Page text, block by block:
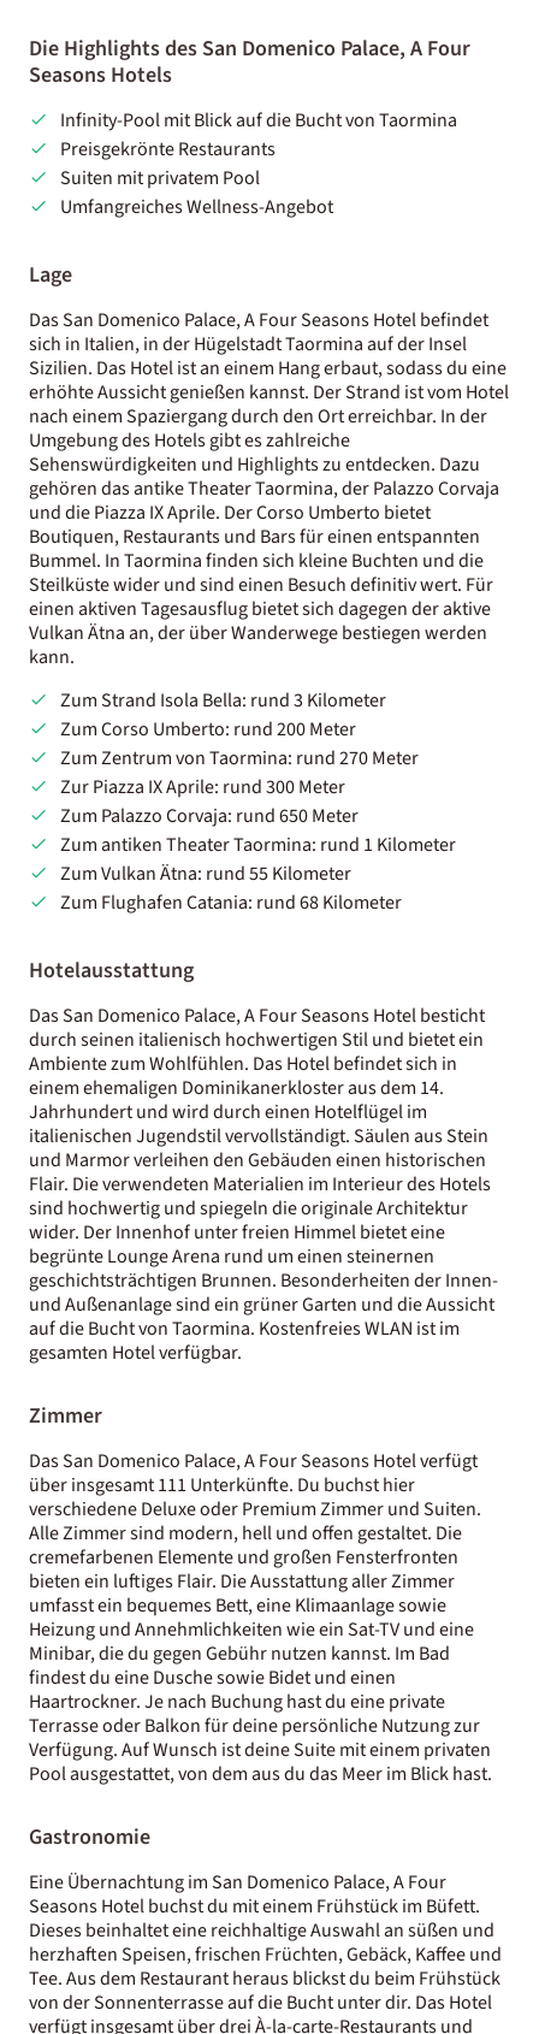
Die Highlights des San Domenico Palace, A Four
Seasons Hotels
Infinity-Pool mit Blick auf die Bucht von Taormina
Preisgekrönte Restaurants
Suiten mit privatem Pool
Umfangreiches Wellness-Angebot
Lage
Das San Domenico Palace, A Four Seasons Hotel befindet
sich in Italien, in der Hügelstadt Taormina auf der Insel
Sizilien. Das Hotel ist an einem Hang erbaut, sodass du eine
erhöhte Aussicht genießen kannst. Der Strand ist vom Hotel
nach einem Spaziergang durch den Ort erreichbar. In der
Umgebung des Hotels gibt es zahlreiche
Sehenswürdigkeiten und Highlights zu entdecken. Dazu
gehören das antike Theater Taormina, der Palazzo Corvaja
und die Piazza IX Aprile. Der Corso Umberto bietet
Boutiquen, Restaurants und Bars für einen entspannten
Bummel. In Taormina finden sich kleine Buchten und die
Steilküste wider und sind einen Besuch definitiv wert. Für
einen aktiven Tagesausflug bietet sich dagegen der aktive
Vulkan Ätna an, der über Wanderwege bestiegen werden
kann.
Zum Strand Isola Bella: rund 3 Kilometer
Zum Corso Umberto: rund 200 Meter
Zum Zentrum von Taormina: rund 270 Meter
Zur Piazza IX Aprile: rund 300 Meter
Zum Palazzo Corvaja: rund 650 Meter
Zum antiken Theater Taormina: rund 1 Kilometer
Zum Vulkan Ätna: rund 55 Kilometer
Zum Flughafen Catania: rund 68 Kilometer
Hotelausstattung
Das San Domenico Palace, A Four Seasons Hotel besticht
durch seinen italienisch hochwertigen Stil und bietet ein
Ambiente zum Wohlfühlen. Das Hotel befindet sich in
einem ehemaligen Dominikanerkloster aus dem 14.
Jahrhundert und wird durch einen Hotelflügel im
italienischen Jugendstil vervollständigt. Säulen aus Stein
und Marmor verleihen den Gebäuden einen historischen
Flair. Die verwendeten Materialien im Interieur des Hotels
sind hochwertig und spiegeln die originale Architektur
wider. Der Innenhof unter freien Himmel bietet eine
begrünte Lounge Arena rund um einen steinernen
geschichtsträchtigen Brunnen. Besonderheiten der Innen-
und Außenanlage sind ein grüner Garten und die Aussicht
auf die Bucht von Taormina. Kostenfreies WLAN ist im
gesamten Hotel verfügbar.
Zimmer
Das San Domenico Palace, A Four Seasons Hotel verfügt
über insgesamt 111 Unterkünfte. Du buchst hier
verschiedene Deluxe oder Premium Zimmer und Suiten.
Alle Zimmer sind modern, hell und offen gestaltet. Die
cremefarbenen Elemente und großen Fensterfronten
bieten ein luftiges Flair. Die Ausstattung aller Zimmer
umfasst ein bequemes Bett, eine Klimaanlage sowie
Heizung und Annehmlichkeiten wie ein Sat-TV und eine
Minibar, die du gegen Gebühr nutzen kannst. Im Bad
findest du eine Dusche sowie Bidet und einen
Haartrockner. Je nach Buchung hast du eine private
Terrasse oder Balkon für deine persönliche Nutzung zur
Verfügung. Auf Wunsch ist deine Suite mit einem privaten
Pool ausgestattet, von dem aus du das Meer im Blick hast.
Gastronomie
Eine Übernachtung im San Domenico Palace, A Four
Seasons Hotel buchst du mit einem Frühstück im Büfett.
Dieses beinhaltet eine reichhaltige Auswahl an süßen und
herzhaften Speisen, frischen Früchten, Gebäck, Kaffee und
Tee. Aus dem Restaurant heraus blickst du beim Frühstück
von der Sonnenterrasse auf die Bucht unter dir. Das Hotel
verfügt insgesamt über drei À-la-carte-Restaurants und